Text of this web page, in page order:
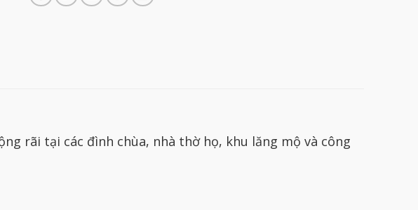
rãi tại các đình chùa, nhà thờ họ, khu lăng mộ và công